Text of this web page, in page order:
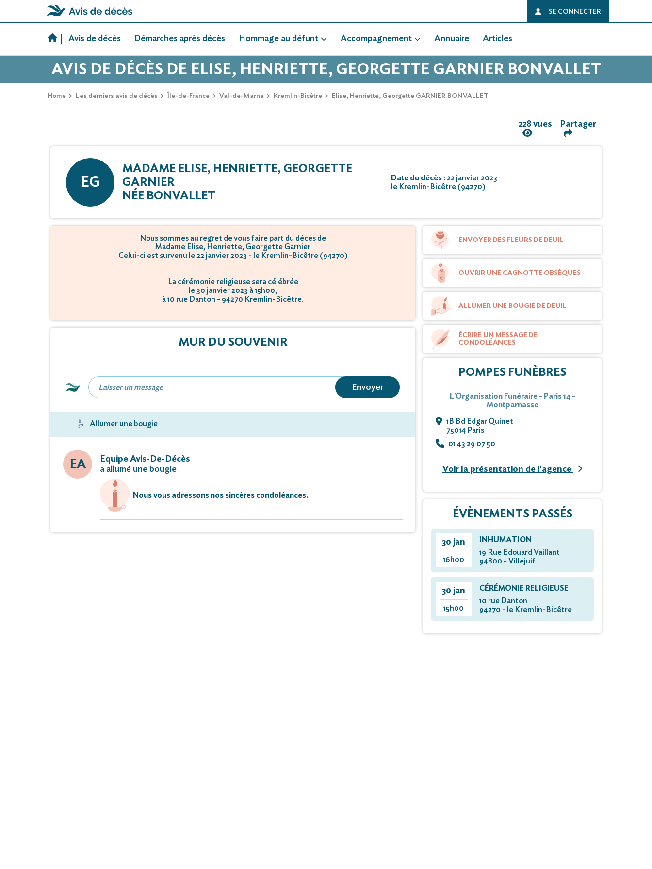
SE CONNECTER
Avis de décès Démarches après décès Hommage au défunt Accompagnement Annuaire Articles
AVIS DE DÉCÈS DE ELISE, HENRIETTE, GEORGETTE GARNIER BONVALLET
Home Les derniers avis de décès Île-de-France Val-de-Marne Kremlin-Bicêtre Elise, Henriette, Georgette GARNIER BONVALLET
228 vues Partager
EG
MADAME ELISE, HENRIETTE, GEORGETTE
GARNIER
NÉE BONVALLET
Date du décès :22 janvier 2023
le Kremlin-Bicêtre (94270)
Nous sommes au regret de vous faire part du décès de
Madame Elise, Henriette, Georgette Garnier
Celui-ci est survenu le 22 janvier 2023 - le Kremlin-Bicêtre (94270)
La cérémonie religieuse sera célébrée
le 30 janvier 2023 à 15h00,
à 10 rue Danton - 94270 Kremlin-Bicêtre.
le 30 janvier 2023 à 16h00,
MUR DU SOUVENIR
Envoyer
Allumer une bougie
EA
Equipe Avis-De-Décès
a allumé une bougie
Nous vous adressons nos sincères condoléances.
ENVOYER DES FLEURS DE DEUIL
OUVRIR UNE CAGNOTTE OBSÈQUES
ALLUMER UNE BOUGIE DE DEUIL
ÉCRIRE UN MESSAGE DE
CONDOLÉANCES
POMPES FUNÈBRES
L'Organisation Funéraire - Paris 14 -
Montparnasse
1B Bd Edgar Quinet
75014 Paris
01 43 29 07 50
Voir la présentation de l'agence
ÉVÈNEMENTS PASSÉS
30 jan
16h00
INHUMATION
19 Rue Edouard Vaillant
94800 - Villejuif
30 jan
15h00
CÉRÉMONIE RELIGIEUSE
10 rue Danton
94270 - le Kremlin-Bicêtre